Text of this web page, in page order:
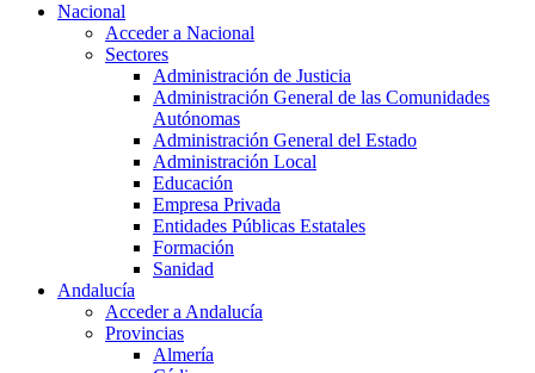
Nacional
Acceder a Nacional
Sectores
Administración de Justicia
Administración General de las Comunidades
Autónomas
Administración General del Estado
Administración Local
Educación
Empresa Privada
Entidades Públicas Estatales
Formación
Sanidad
Andalucía
Acceder a Andalucía
Provincias
Almería